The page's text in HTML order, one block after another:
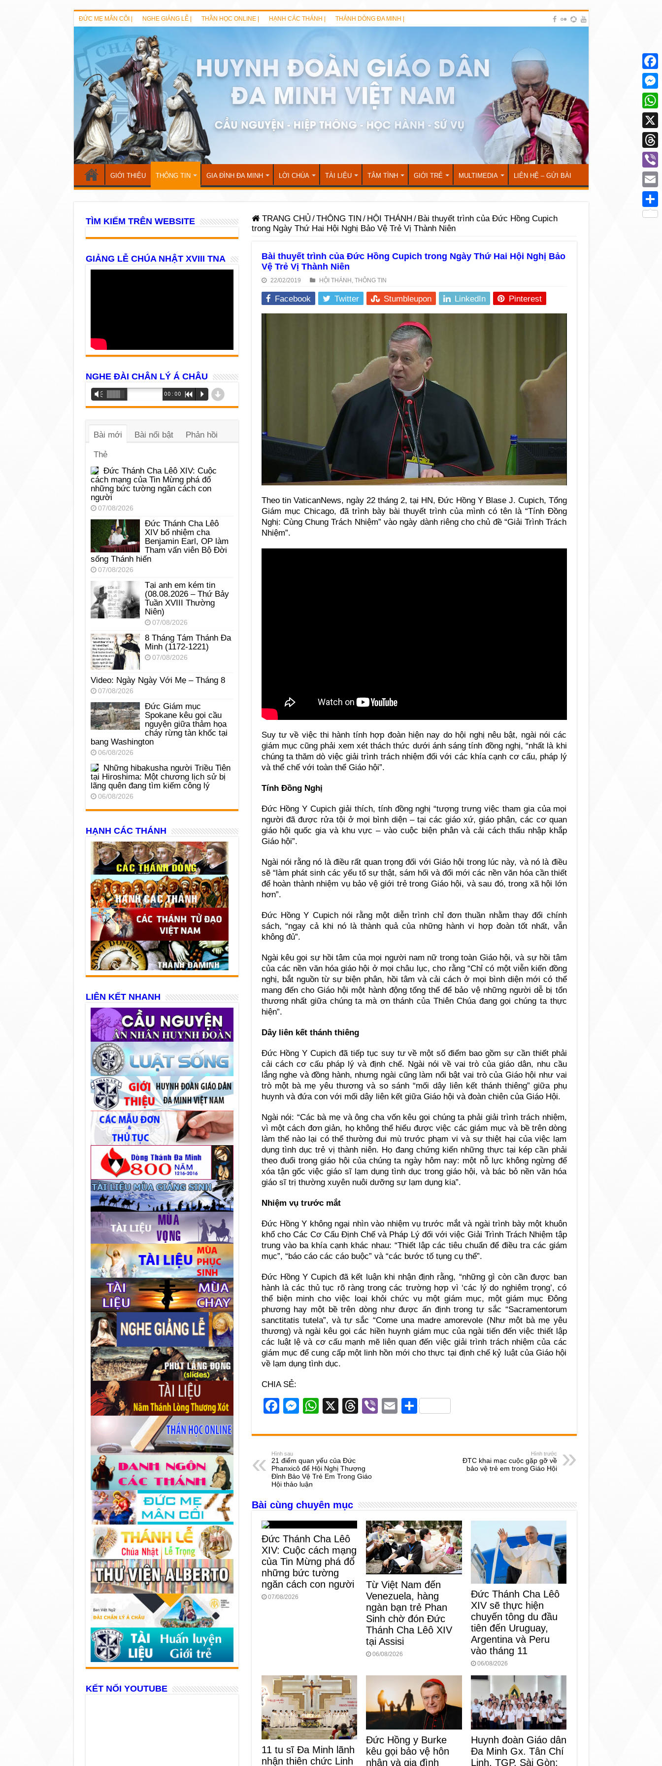
ĐỨC MẸ MÂN CÔI | NGHE GIẢNG LỄ | THẦN HỌC ONLINE | HẠNH CÁC THÁNH | THÁNH DÒNG ĐA MINH |
GIỚI THIỆU THÔNG TIN GIA ĐÌNH ĐA MINH LỜI CHÚA TÀI LIỆU TÂM TÌNH GIỚI TRẺ MULTIMEDIA LIÊN HỆ – GỬI BÀI
TRANG CHỦ /THÔNG TIN / HỘI THÁNH / Bài thuyết trình của Đức Hồng Cupich
trong Ngày Thứ Hai Hội Nghị Bảo Vệ Trẻ Vị Thành Niên
Bài thuyết trình của Đức Hồng Cupich trong Ngày Thứ Hai Hội Nghị Bảo
Vệ Trẻ Vị Thành Niên
22/02/2019 HỘI THÁNH , THÔNG TIN
Facebook Twitter Stumbleupon LinkedIn Pinterest
Theo tin VaticanNews, ngày 22 tháng 2, tại HN, Đức Hồng Y Blase J. Cupich, Tổng
Giám mục Chicago, đã trình bày bài thuyết trình của mình có tên là “Tính Đồng
Nghị: Cùng Chung Trách Nhiệm” vào ngày dành riêng cho chủ đề “Giải Trình Trách
Nhiệm”.
Suy tư về việc thi hành tính hợp đoàn hiện nay do hội nghị nêu bật, ngài nói các
giám mục cũng phải xem xét thách thức dưới ánh sáng tính đồng nghị, “nhất là khi
chúng ta thăm dò việc giải trình trách nhiệm đối với các khía cạnh cơ cấu, pháp lý
và thể chế với toàn thể Giáo hội”.
Tính Đồng Nghị
Đức Hồng Y Cupich giải thích, tính đồng nghị “tượng trưng việc tham gia của mọi
người đã được rửa tội ở mọi bình diện – tại các giáo xứ, giáo phận, các cơ quan
giáo hội quốc gia và khu vực – vào cuộc biện phân và cải cách thấu nhập khắp
Giáo hội”.
Ngài nói rằng nó là điều rất quan trọng đối với Giáo hội trong lúc này, và nó là điều
sẽ “làm phát sinh các yếu tố sự thật, sám hối và đổi mới các nền văn hóa cần thiết
để hoàn thành nhiệm vụ bảo vệ giới trẻ trong Giáo hội, và sau đó, trong xã hội lớn
hơn”.
Đức Hồng Y Cupich nói rằng một diễn trình chỉ đơn thuần nhằm thay đổi chính
sách, “ngay cả khi nó là thành quả của những hành vi hợp đoàn tốt nhất, vẫn
không đủ”.
Ngài kêu gọi sự hồi tâm của mọi người nam nữ trong toàn Giáo hội, và sự hồi tâm
của các nền văn hóa giáo hội ở mọi châu lục, cho rằng “Chỉ có một viễn kiến đồng
nghị, bắt nguồn từ sự biện phân, hồi tâm và cải cách ở mọi bình diện mới có thể
mang đến cho Giáo hội một hành động tổng thể để bảo vệ những người dễ bị tổn
thương nhất giữa chúng ta mà ơn thánh của Thiên Chúa đang gọi chúng ta thực
hiện”.
Dây liên kết thánh thiêng
Đức Hồng Y Cupich đã tiếp tục suy tư về một số điểm bao gồm sự cần thiết phải
cải cách cơ cấu pháp lý và định chế. Ngài nói về vai trò của giáo dân, nhu cầu
lắng nghe và đồng hành, nhưng ngài cũng làm nổi bật vai trò của Giáo hội như vai
trò một bà mẹ yêu thương và so sánh “mối dây liên kết thánh thiêng” giữa phụ
huynh và đứa con với mối dây liên kết giữa Giáo hội và đoàn chiên của Giáo Hội.
Ngài nói: “Các bà mẹ và ông cha vốn kêu gọi chúng ta phải giải trình trách nhiệm,
vì một cách đơn giản, họ không thể hiểu được việc các giám mục và bề trên dòng
làm thế nào lại có thể thường đui mù trước phạm vi và sự thiệt hại của việc lạm
dụng tình dục trẻ vị thành niên. Họ đang chứng kiến những thực tại kép cần phải
theo đuổi trong giáo hội của chúng ta ngày hôm nay: một nỗ lực không ngừng để
xóa tận gốc việc giáo sĩ lạm dụng tình dục trong giáo hội, và bác bỏ nền văn hóa
giáo sĩ trị thường xuyên nuôi dưỡng sự lạm dụng kia”.
Nhiệm vụ trước mắt
Đức Hồng Y không ngại nhìn vào nhiệm vụ trước mắt và ngài trình bày một khuôn
khổ cho Các Cơ Cấu Định Chế và Pháp Lý đối với việc Giải Trình Trách Nhiệm tập
trung vào ba khía cạnh khác nhau: “Thiết lập các tiêu chuẩn để điều tra các giám
mục”, “báo cáo các cáo buộc” và “các bước tố tụng cụ thể”.
Đức Hồng Y Cupich đã kết luận khi nhận định rằng, “những gì còn cần được ban
hành là các thủ tục rõ ràng trong các trường hợp vì ‘các lý do nghiêm trọng’, có
thể biện minh cho việc loại khỏi chức vụ một giám mục, một giám mục Đông
phương hay một bề trên dòng như được ấn định trong tự sắc “Sacramentorum
sanctitatis tutela”, và tự sắc “Come una madre amorevole (Như một bà mẹ yêu
thương) và ngài kêu gọi các hiền huynh giám mục của ngài tiến đến việc thiết lập
các luật lệ và cơ cấu mạnh mẽ liên quan đến việc giải trình trách nhiệm của các
giám mục để cung cấp một linh hồn mới cho thực tại định chế kỷ luật của Giáo hội
về lạm dụng tình dục.
CHIA SẺ:
F
c
e
b
o
o
k
M
ss
n
g
er
W
at
s
A
p
p
X
T
e
d
s
Vi
er
E
ail
S
ar
Hình sau
21 điểm quan yếu của Đức
Phanxicô để Hội Nghị Thượng
Đỉnh Bảo Vệ Trẻ Em Trong Giáo
Hội thảo luận
Hình trước
ĐTC khai mạc cuộc gặp gỡ về
bảo vệ trẻ em trong Giáo Hội
Bài cùng chuyên mục
Đức Thánh Cha Lêô
XIV: Cuộc cách mạng
của Tin Mừng phá đổ
những bức tường
ngăn cách con người
07/08/2026
Từ Việt Nam đến
Venezuela, hàng
ngàn bạn trẻ Phan
Sinh chờ đón Đức
Thánh Cha Lêô XIV
tại Assisi
06/08/2026
Đức Thánh Cha Lêô
XIV sẽ thực hiện
chuyến tông du đầu
tiên đến Uruguay,
Argentina và Peru
vào tháng 11
06/08/2026
11 tu sĩ Đa Minh lãnh
nhận thiên chức Linh
Đức Hồng y Burke
kêu gọi bảo vệ hôn
nhân và gia đình
Huynh đoàn Giáo dân
Đa Minh Gx. Tân Chí
Linh, TGP. Sài Gòn:
TÌM KIẾM TRÊN WEBSITE
GIẢNG LỄ CHÚA NHẬT XVIII TNA
NGHE ĐÀI CHÂN LÝ Á CHÂU
Trình
phát
âm
Vm 00:00 R P d
Bài mới Bài nổi bật Phản hồi
Thẻ
Đức Thánh Cha Lêô XIV: Cuộc
cách mạng của Tin Mừng phá đổ
những bức tường ngăn cách con
người
07/08/2026
Đức Thánh Cha Lêô
XIV bổ nhiệm cha
Benjamin Earl, OP làm
Tham vấn viên Bộ Đời
sống Thánh hiến
07/08/2026
Tại anh em kém tin
(08.08.2026 – Thứ Bảy
Tuần XVIII Thường
Niên)
07/08/2026
8 Tháng Tám Thánh Ða
Minh (1172-1221)
07/08/2026
Video: Ngày Ngày Với Mẹ – Tháng 8
07/08/2026
Đức Giám mục
Spokane kêu gọi cầu
nguyện giữa thảm họa
cháy rừng tàn khốc tại
bang Washington
06/08/2026
Những hibakusha người Triều Tiên
tại Hiroshima: Một chương lịch sử bị
lãng quên đang tìm kiếm công lý
06/08/2026
HẠNH CÁC THÁNH
LIÊN KẾT NHANH
KẾT NỐI YOUTUBE
X
Viber